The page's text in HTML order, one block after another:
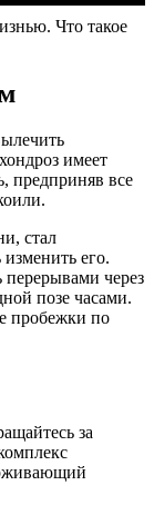
Что такое
имеет
предприняв все
стал
его.
перерывами через
позе часами.
пробежки по
за